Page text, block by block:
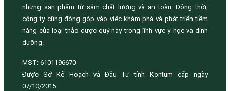
những sản phẩm từ sâm chất lượng và an toàn. Đồng thời,
công ty cũng đóng góp vào việc khám phá và phát triển tiềm
năng của loại thảo dược quý này trong lĩnh vực y học và dinh
dưỡng.
MST: 6101196670
Được Sở Kế Hoạch và Đầu Tư tỉnh Kontum cấp ngày
07/10/2015